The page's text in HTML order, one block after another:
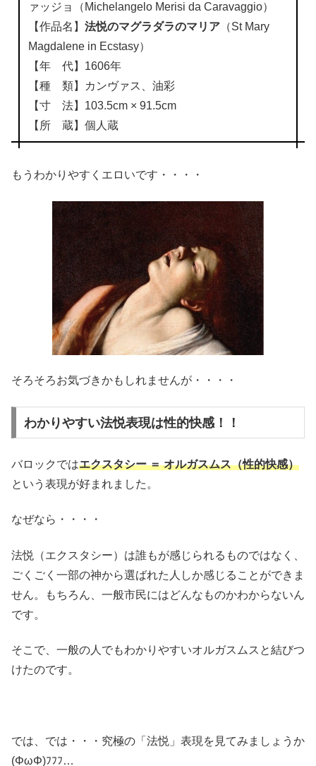
ァッジョ（Michelangelo Merisi da Caravaggio）
【作品名】 法悦のマグラダラのマリア （St Mary
Magdalene in Ecstasy）
【年 代】1606年
【種 類】カンヴァス、油彩
【寸 法】103.5cm × 91.5cm
【所 蔵】個人蔵
もうわかりやすくエロいです・・・・
そろそろお気づきかもしれませんが・・・・
わかりやすい法悦表現は性的快感！！
バロックではエクスタシー ＝ オルガスムス（性的快感）
という表現が好まれました。
なぜなら・・・・
法悦（エクスタシー）は誰もが感じられるものではなく、
ごくごく一部の神から選ばれた人しか感じることができま
せん。もちろん、一般市民にはどんなものかわからないん
です。
そこで、一般の人でもわかりやすいオルガスムスと結びつ
けたのです。
では、では・・・究極の「法悦」表現を見てみましょうか
(ΦωΦ)ﾌﾌﾌ…